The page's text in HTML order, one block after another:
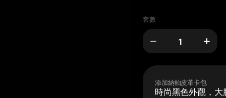
套數
添加納帕皮革卡包
時尚黑色外觀，大